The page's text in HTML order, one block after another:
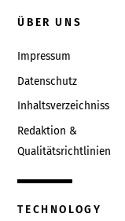
ÜBER UNS
Impressum
Datenschutz
Inhaltsverzeichniss
Redaktion &
Qualitätsrichtlinien
TECHNOLOGY